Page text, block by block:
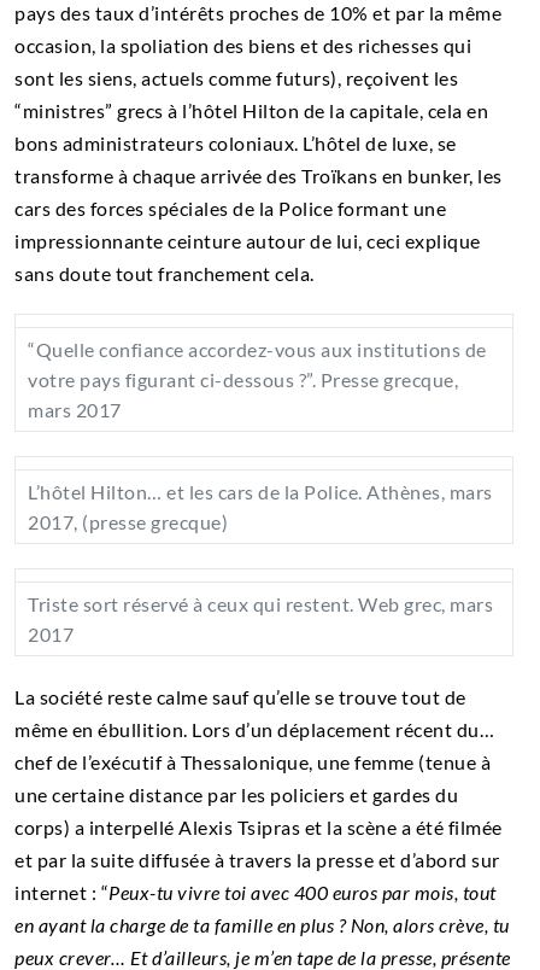
pays des taux d’intérêts proches de 10% et par la même
occasion, la spoliation des biens et des richesses qui
sont les siens, actuels comme futurs), reçoivent les
“ministres” grecs à l’hôtel Hilton de la capitale, cela en
bons administrateurs coloniaux. L’hôtel de luxe, se
transforme à chaque arrivée des Troïkans en bunker, les
cars des forces spéciales de la Police formant une
impressionnante ceinture autour de lui, ceci explique
sans doute tout franchement cela.
“Quelle confiance accordez-vous aux institutions de
votre pays figurant ci-dessous ?”. Presse grecque,
mars 2017
L’hôtel Hilton… et les cars de la Police. Athènes, mars
2017, (presse grecque)
Triste sort réservé à ceux qui restent. Web grec, mars
2017
La société reste calme sauf qu’elle se trouve tout de
même en ébullition. Lors d’un déplacement récent du…
chef de l’exécutif à Thessalonique, une femme (tenue à
une certaine distance par les policiers et gardes du
corps) a interpellé Alexis Tsipras et la scène a été filmée
et par la suite diffusée à travers la presse et d’abord sur
internet : “Peux-tu vivre toi avec 400 euros par mois, tout
en ayant la charge de ta famille en plus ? Non, alors crève, tu
peux crever… Et d’ailleurs, je m’en tape de la presse, présente